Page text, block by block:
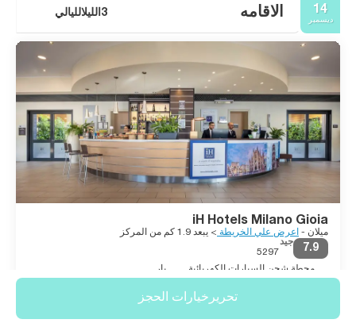
تحريرخيارات الحجز
14
ديسمبر الاقامه 3الليلالليالي
iH Hotels Milano Gioia
ميلان - اعرض علي الخريطة > يبعد 1.9 كم من المركز
7.9
جيد
5297
محطة شحن السيارات الكهربائية
بار